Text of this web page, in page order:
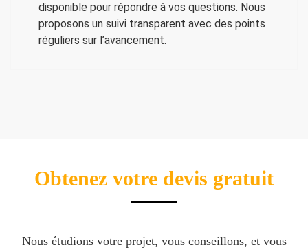
disponible pour répondre à vos questions. Nous
proposons un suivi transparent avec des points
réguliers sur l’avancement.
Obtenez votre devis gratuit
Nous étudions votre projet, vous conseillons, et vous